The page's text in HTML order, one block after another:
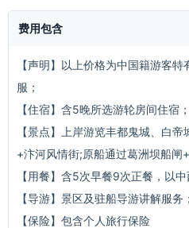
费用包含
【声明】以上价格为中国籍游客
服；
【住宿】含5晚所选游轮房间住宿
【景点】上岸游览丰都鬼城、白
+汴河风情街;原船通过葛洲坝船闸
【用餐】含5次早餐9次正餐，以中
【导游】景区及驻船导游讲解服务
【保险】包含个人旅行保险